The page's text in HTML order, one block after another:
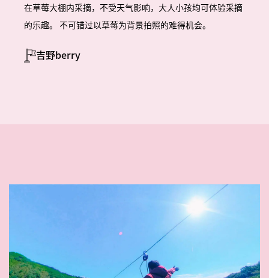
在草莓大棚内采摘，不受天气影响，大人小孩均可体验采摘
的乐趣。 不可错过以草莓为背景拍照的难得机会。
吉野berry